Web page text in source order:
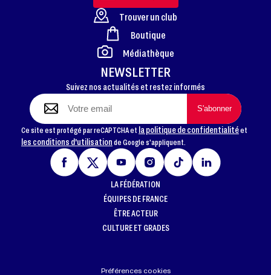
FOOTER
NEWSLETTER
Suivez nos actualités et restez informés
Ce site est protégé par reCAPTCHA et la politique de confidentialitéet
les conditions d'utilisationde Google s'appliquent.
Trouver un club
Boutique
Médiathèque
LA FÉDÉRATION
ÉQUIPES DE FRANCE
ÊTRE ACTEUR
CULTURE ET GRADES
Préférences cookies